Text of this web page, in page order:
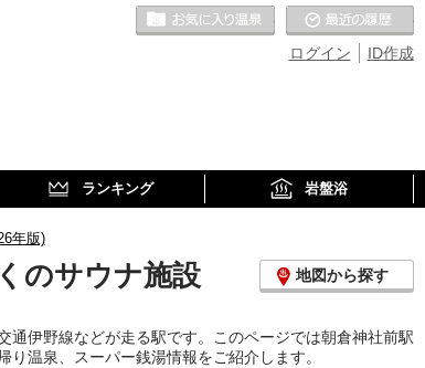
ID作成
ログイン
お気に入りの温泉
ランキング 岩盤浴
年版)
のサウナ施設
地図から探す
通伊野線などが走る駅です。このページでは朝倉神社前駅
温泉、スーパー銭湯情報をご紹介します。